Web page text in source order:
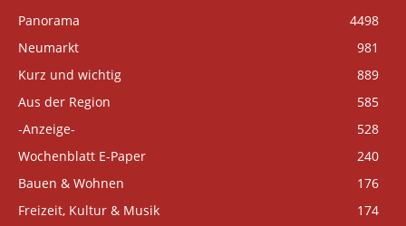
Panorama
4498
Neumarkt
981
Kurz und wichtig
889
Aus der Region
585
-Anzeige-
528
Wochenblatt E-Paper
240
Bauen & Wohnen
176
Freizeit, Kultur & Musik
174